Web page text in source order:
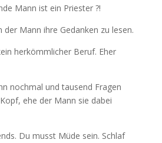
Mann ist ein Priester ?!
der Mann ihre Gedanken zu lesen.
herkömmlicher Beruf. Eher
nochmal und tausend Fragen
ehe der Mann sie dabei
Du musst Müde sein. Schlaf